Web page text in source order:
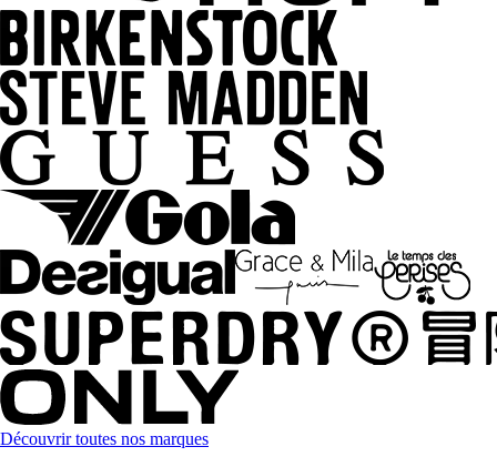
Découvrir toutes nos marques